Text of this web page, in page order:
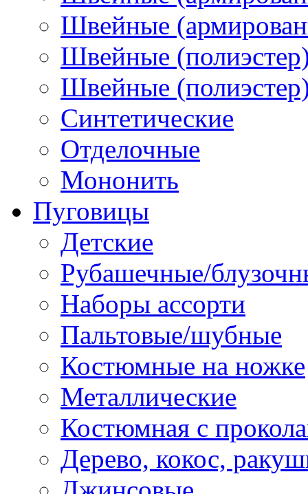
Швейные
Швейные
Швейные
Синтетические
Отделочные
Мононить
Пуговицы
Детские
Рубашечные/
Наборы ассорти
Пальтовые/шубные
Костюмные на ножке
Металлические
Костюмная с
Дерево, кокос,